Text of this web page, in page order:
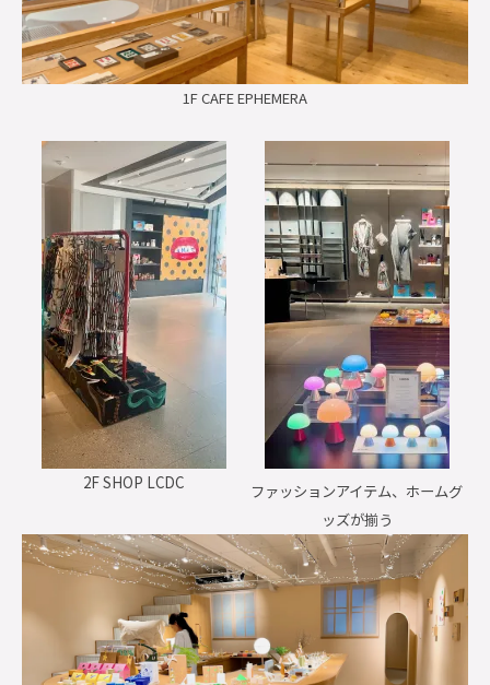
1F CAFE EPHEMERA
2F SHOP LCDC
ファッションアイテム、ホームグ
ッズが揃う